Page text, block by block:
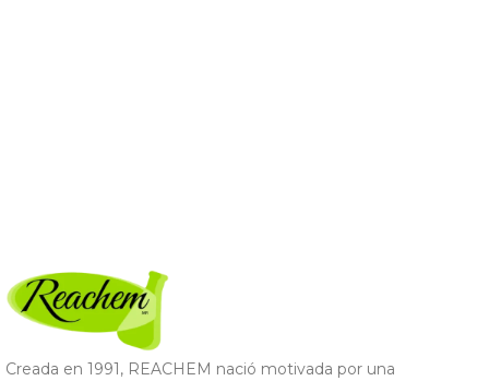
Creada en 1991, REACHEM nació motivada por una